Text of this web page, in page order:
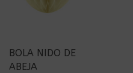
BOLA NIDO DE
ABEJA